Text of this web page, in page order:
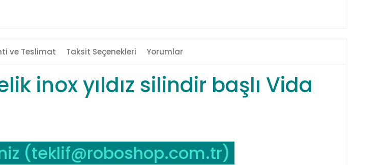
ve Teslimat Taksit Seçenekleri Yorumlar
inox yıldız silindir başlı Vida
(teklif@roboshop.com.tr)